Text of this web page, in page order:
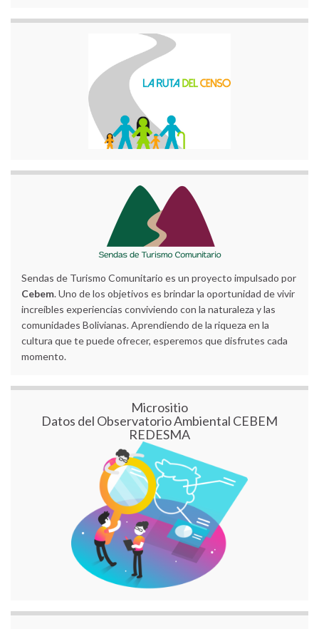
Sendas de Turismo Comunitario es un proyecto impulsado por
Cebem. Uno de los objetivos es brindar la oportunidad de vivir
increíbles experiencias conviviendo con la naturaleza y las
comunidades Bolivianas. Aprendiendo de la riqueza en la
cultura que te puede ofrecer, esperemos que disfrutes cada
momento.
Micrositio
Datos del Observatorio Ambiental CEBEM
REDESMA